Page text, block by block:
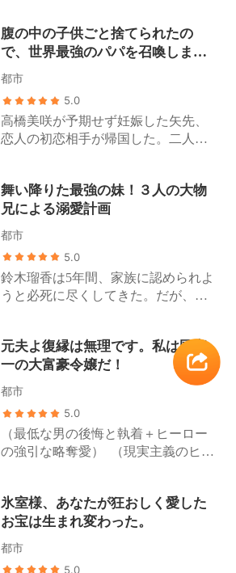
る財界の大物と電撃的に契約結婚を
果たす。 やがて藤原美月の隠された
正体が次々と明らかになると、大物
づく。 大物は毎夜のごとく彼女を溺
愛するようになった。 「妻よ、もう
夫の一家は狂わんばかりの後悔に苛
まれることとなる。 藤原美月は口元
に薄く笑みを浮かべ、元夫を見つめ
て言った。 「私に治療を諦めろっ
て？――でも、ガンを患っているの
はあなたよ」
心を伴う検査まで受けることに。 し
かし、夫の忘れられない想い人が帰
国したことで、吉瀬栞はすべてを悟
操を守っていたのだ。 離婚を切り出
すと、夫は頑なに同意しないばかり
か、権力を持つ自身の叔父に栞を引
と彼は、あの日の親密な検査を担当
し、彼女のすべてを見た「男性医
師」だったのだ。 「離婚して彼に復
讐したいか？」 夜、冷徹で禁欲的な
いた。「私が手伝おう」 吉瀬栞は躊
躇うことなく、背伸びをして彼に口
き、「離婚して初めて気づいた、愛
しているのは君だったと」と懺悔す
る。 しかし、吉瀬栞は冷たく言い放
つ。「ごめんなさい、冷淡な男に興
味はないの！」
腹の中の子供ごと捨てられたの
で、世界最強のパパを召喚しまし
た。
都市
5.0
高橋美咲が予期せず妊娠した矢先、
恋人の初恋相手が帰国した。二人が
揃えて言う。高橋家の「偽の令嬢」
である高橋優月は才能にあふれた天
上の明月であり、「真の令嬢」であ
る高橋美咲は取り柄のない泥に過ぎ
ないと。 しかし、高橋グループの背
後で采配を振るっている人物が美咲
であることは、誰一人として知らな
ナーや有名監督、大物歌手、人気ア
イドルになれたのは、すべて美咲の
おかげなのだ。 それにもかかわら
植物状態の男性との結婚を強要す
る。 その後、美咲の隠された真の姿
に苛まれることとなる。 元恋人も涙
ながらにすがりついてきた。「俺が
悪かった。子供に免じて、許してく
れないか？」 その時、冷ややかな声
が響き渡る。「私の子供が、君と何
舞い降りた最強の妹！３人の大物
兄による溺愛計画
都市
5.0
鈴木瑠香は5年間、家族に認められよ
うと必死に尽くしてきた。だが、そ
女が実は「偽の令嬢」であることが
暴露されると、全てが崩れ去った。
婚約者には捨てられ、友人は去り、
「田舎の百姓の両親の元へ帰れ」と
いう罵声を浴びせられながら。 鈴木
瑠香はついに未練を断ち切った。そ
つもりはない。 だが、誰も予想して
いなかった。「田舎の百姓」と蔑ま
れていた彼女の実の両親が、実はY
国の富を牛耳る超大富豪一族だった
元夫よ復縁は無理です。私は国家
一の大富豪令嬢だ！
都市
5.0
（最低な男の後悔と執着＋ヒーロー
の強引な略奪愛） （現実主義のヒロ
深い愛情を見てきたが、同時に彼の
裏切りも味わうことになった。 結婚
記念日の当日、藤井達也は幼馴染と
の密会のため、胃の激痛と大量出血
氷室様、あなたが狂おしく愛した
お宝は生まれ変わった。
都市
5.0